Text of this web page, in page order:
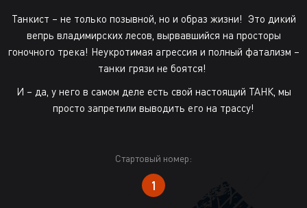
Танкист – не только позывной, но и образ жизни! Это дикий
вепрь владимирских лесов, вырвавшийся на просторы
гоночного трека! Неукротимая агрессия и полный фатализм –
танки грязи не боятся!
И – да, у него в самом деле есть свой настоящий ТАНК, мы
просто запретили выводить его на трассу!
Стартовый номер:
1